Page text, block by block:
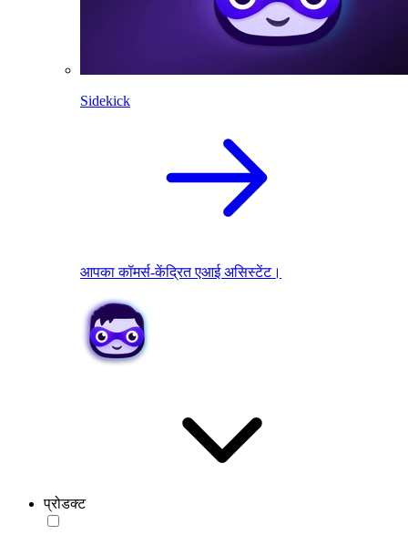
Sidekick
आपका कॉमर्स-केंद्रित एआई असिस्टेंट।
प्रोडक्ट